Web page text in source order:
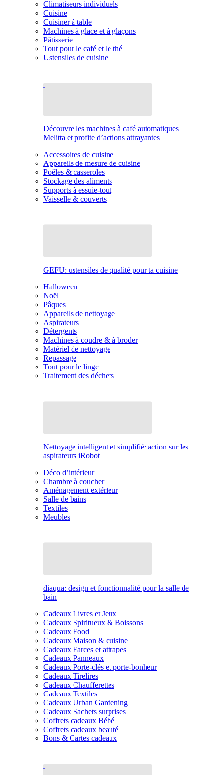
Climatiseurs individuels
Cuisine
Cuisiner à table
Machines à glace et à glaçons
Pâtisserie
Tout pour le café et le thé
Ustensiles de cuisine
Découvre les machines à café automatiques
Melitta et profite d’actions attrayantes
Accessoires de cuisine
Appareils de mesure de cuisine
Poêles & casseroles
Stockage des aliments
Supports à essuie-tout
Vaisselle & couverts
GEFU: ustensiles de qualité pour ta cuisine
Halloween
Noël
Pâques
Appareils de nettoyage
Aspirateurs
Détergents
Machines à coudre & à broder
Matériel de nettoyage
Repassage
Tout pour le linge
Traitement des déchets
Nettoyage intelligent et simplifié: action sur les
aspirateurs iRobot
Déco d’intérieur
Chambre à coucher
Aménagement extérieur
Salle de bains
Textiles
Meubles
diaqua: design et fonctionnalité pour la salle de
bain
Cadeaux Livres et Jeux
Cadeaux Spiritueux & Boissons
Cadeaux Food
Cadeaux Maison & cuisine
Cadeaux Farces et attrapes
Cadeaux Panneaux
Cadeaux Porte-clés et porte-bonheur
Cadeaux Tirelires
Cadeaux Chaufferettes
Cadeaux Textiles
Cadeaux Urban Gardening
Cadeaux Sachets surprises
Coffrets cadeaux Bébé
Coffrets cadeaux beauté
Bons & Cartes cadeaux